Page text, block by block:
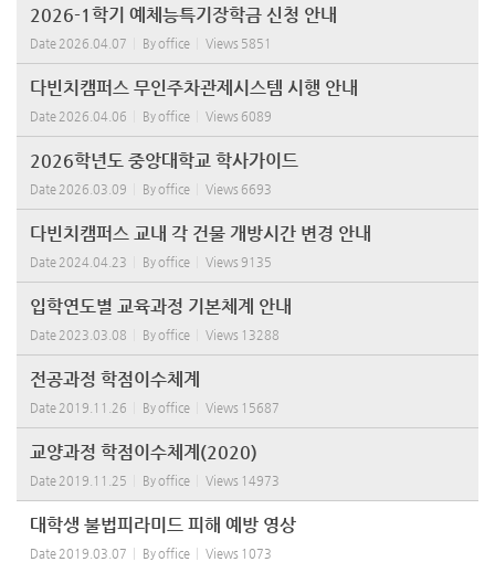
2026-1학기 예체능특기장학금 신청 안내
Date 2026.04.07 Byoffice Views 5851
다빈치캠퍼스 무인주차관제시스템 시행 안내
Date 2026.04.06 Byoffice Views 6089
2026학년도 중앙대학교 학사가이드
Date 2026.03.09 Byoffice Views 6693
다빈치캠퍼스 교내 각 건물 개방시간 변경 안내
Date 2024.04.23 Byoffice Views 9135
입학연도별 교육과정 기본체계 안내
Date 2023.03.08 Byoffice Views 13288
전공과정 학점이수체계
Date 2019.11.26 Byoffice Views 15687
교양과정 학점이수체계(2020)
Date 2019.11.25 Byoffice Views 14973
대학생 불법피라미드 피해 예방 영상
Date 2019.03.07 Byoffice Views 1073